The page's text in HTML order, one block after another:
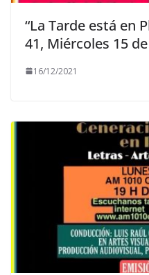
“La Tarde está en
41, Miércoles 15
16/12/2021